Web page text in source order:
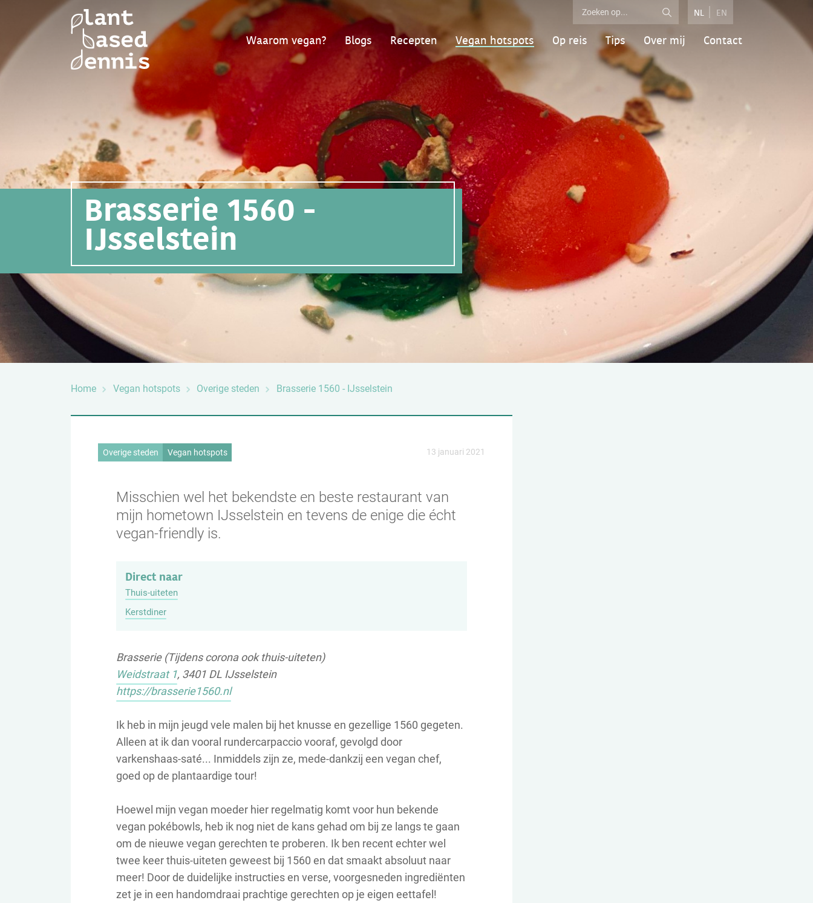
Waarom vegan? Blogs Recepten Vegan hotspots Op reis Tips Over mij Contact
NL EN
Brasserie 1560 -
IJsselstein
Home Vegan hotspots Overige steden Brasserie 1560 - IJsselstein
Overige steden Vegan hotspots 13 januari 2021
Misschien wel het bekendste en beste restaurant van
mijn hometown IJsselstein en tevens de enige die écht
vegan-friendly is.
Direct naar
Thuis-uiteten
Kerstdiner
Brasserie (Tijdens corona ook thuis-uiteten)
Weidstraat 1, 3401 DL IJsselstein
https://brasserie1560.nl
Ik heb in mijn jeugd vele malen bij het knusse en gezellige 1560 gegeten.
Alleen at ik dan vooral rundercarpaccio vooraf, gevolgd door
varkenshaas-saté... Inmiddels zijn ze, mede-dankzij een vegan chef,
goed op de plantaardige tour!
Hoewel mijn vegan moeder hier regelmatig komt voor hun bekende
vegan pokébowls, heb ik nog niet de kans gehad om bij ze langs te gaan
om de nieuwe vegan gerechten te proberen. Ik ben recent echter wel
twee keer thuis-uiteten geweest bij 1560 en dat smaakt absoluut naar
meer! Door de duidelijke instructies en verse, voorgesneden ingrediënten
zet je in een handomdraai prachtige gerechten op je eigen eettafel!